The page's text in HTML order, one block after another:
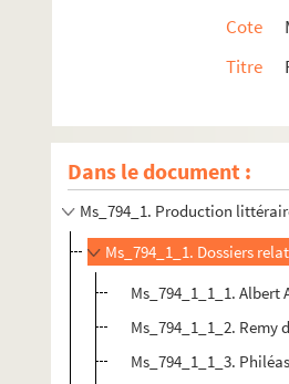
Cote
Titre
Dans le document :
Ms_794_1. Production
Ms_794_1_1. Dossiers
Ms_794_1_1_1. Albert
Ms_794_1_1_2. Remy
Ms_794_1_1_3.